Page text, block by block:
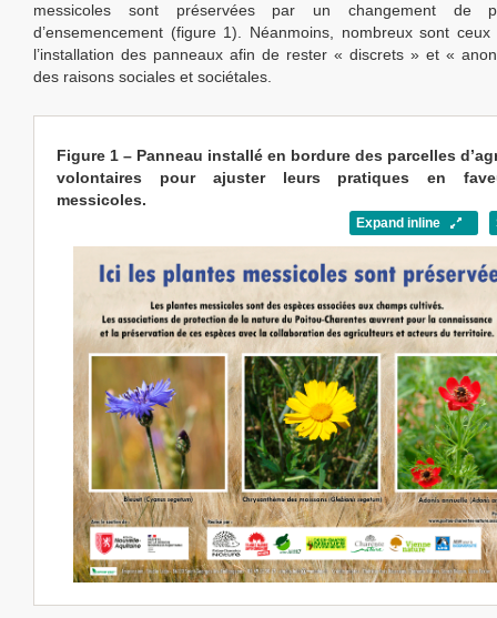
messicoles sont préservées par un changement de
d’ensemencement (figure 1). Néanmoins, nombreux sont
l’installation des panneaux afin de rester « discrets » et «
des raisons sociales et sociétales.
Figure 1 – Panneau installé en bordure des parcelles
volontaires pour ajuster leurs pratiques en
messicoles.
Expand inline